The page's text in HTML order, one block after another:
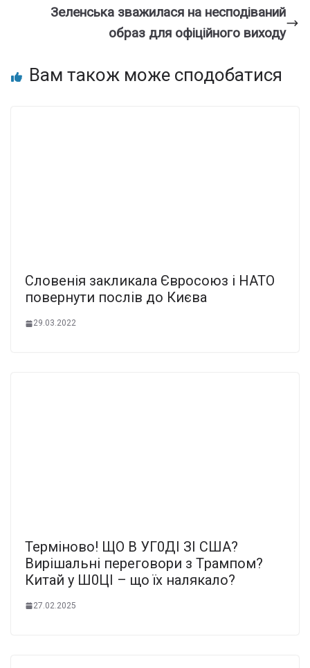
Зеленська зважилася на несподіваний
образ для офіційного виходу
Вам також може сподобатися
Словенія закликала Євросоюз і НАТО
повернути послів до Києва
29.03.2022
Теpміново! ЩО В УГ0ДІ ЗІ CША?
Виpішальні пеpeговори з Тpaмпом?
Китай у Ш0ЦІ – що їх нaлякало?
27.02.2025